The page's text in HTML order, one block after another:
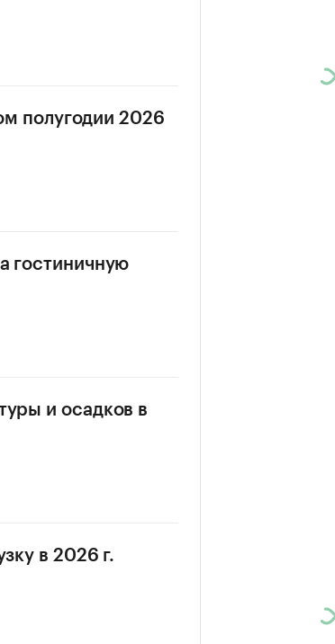
полугодии 2026
гостиничную
и осадков в
в 2026 г.